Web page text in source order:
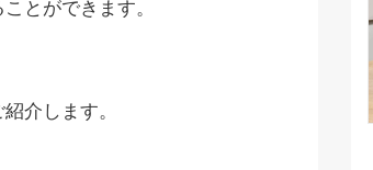
とができます。
介します。